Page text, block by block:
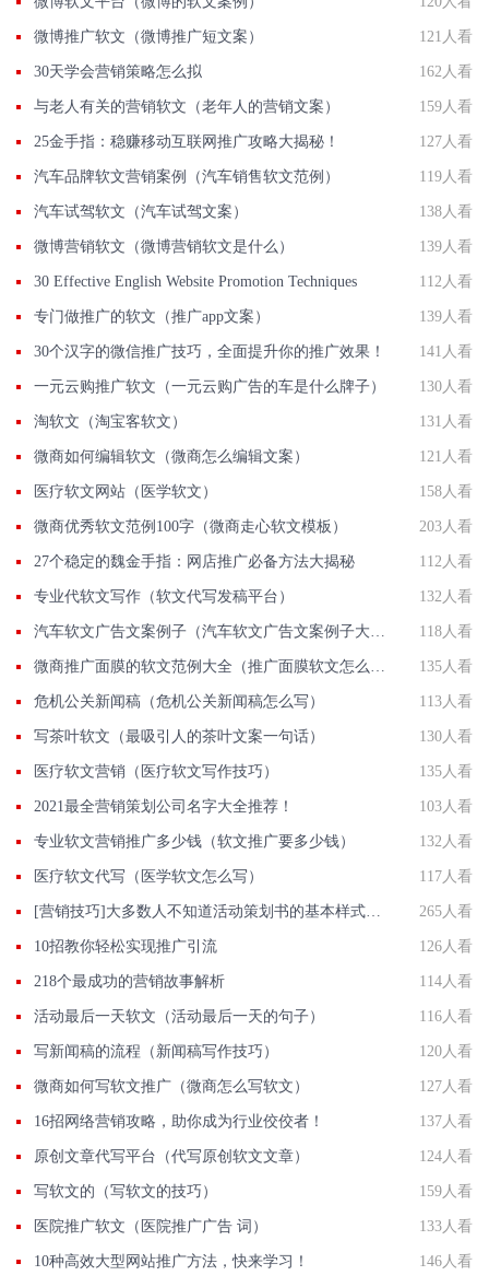
微博推广软文（微博推广短文案） 121人看
30天学会营销策略怎么拟 162人看
与老人有关的营销软文（老年人的营销文案） 159人看
25金手指：稳赚移动互联网推广攻略大揭秘！ 127人看
汽车品牌软文营销案例（汽车销售软文范例） 119人看
汽车试驾软文（汽车试驾文案） 138人看
微博营销软文（微博营销软文是什么） 139人看
30 Effective English Website Promotion Techniques 112人看
专门做推广的软文（推广app文案） 139人看
30个汉字的微信推广技巧，全面提升你的推广效果！ 141人看
一元云购推广软文（一元云购广告的车是什么牌子） 130人看
淘软文（淘宝客软文） 131人看
微商如何编辑软文（微商怎么编辑文案） 121人看
医疗软文网站（医学软文） 158人看
微商优秀软文范例100字（微商走心软文模板） 203人看
27个稳定的魏金手指：网店推广必备方法大揭秘 112人看
专业代软文写作（软文代写发稿平台） 132人看
汽车软文广告文案例子（汽车软文广告文案例子大全） 118人看
微商推广面膜的软文范例大全（推广面膜软文怎么写） 135人看
危机公关新闻稿（危机公关新闻稿怎么写） 113人看
写茶叶软文（最吸引人的茶叶文案一句话） 130人看
医疗软文营销（医疗软文写作技巧） 135人看
2021最全营销策划公司名字大全推荐！ 103人看
专业软文营销推广多少钱（软文推广要多少钱） 132人看
医疗软文代写（医学软文怎么写） 117人看
[营销技巧]大多数人不知道活动策划书的基本样式是什么,我们一起了解下 265人看
10招教你轻松实现推广引流 126人看
218个最成功的营销故事解析 114人看
活动最后一天软文（活动最后一天的句子） 116人看
写新闻稿的流程（新闻稿写作技巧） 120人看
微商如何写软文推广（微商怎么写软文） 127人看
16招网络营销攻略，助你成为行业佼佼者！ 137人看
原创文章代写平台（代写原创软文文章） 124人看
写软文的（写软文的技巧） 159人看
医院推广软文（医院推广广告 词） 133人看
10种高效大型网站推广方法，快来学习！ 146人看